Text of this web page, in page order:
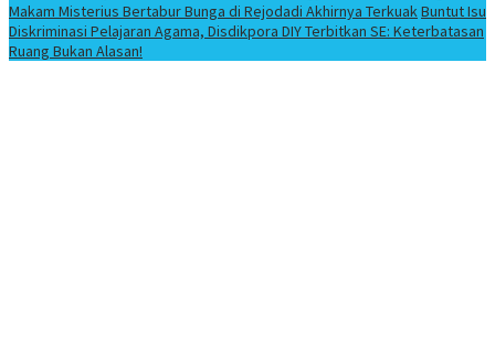
Makam Misterius Bertabur Bunga di Rejodadi Akhirnya TerkuakBuntut Isu
Diskriminasi Pelajaran Agama, Disdikpora DIY Terbitkan SE: Keterbatasan
Ruang Bukan Alasan!